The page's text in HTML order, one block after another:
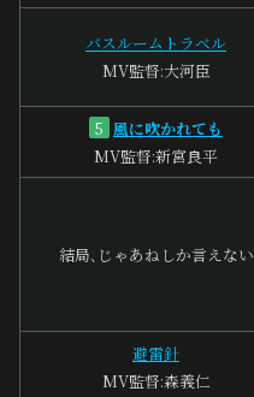
バスルームトラベル
MV監督:大河臣
5 風に吹かれても
MV監督:新宮良平
結局､じゃあねしか言えない
避雷針
MV監督:森義仁